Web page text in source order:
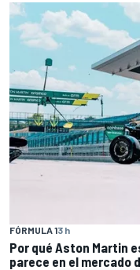
FÓRMULA 13 h
Por qué Aston Martin
parece en el mercado